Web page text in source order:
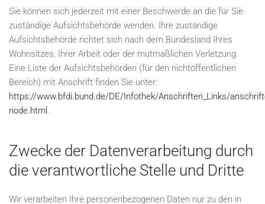
Sie können sich jederzeit mit einer Beschwerde an die für Sie
zuständige Aufsichtsbehörde wenden. Ihre zuständige
Aufsichtsbehörde richtet sich nach dem Bundesland Ihres
Wohnsitzes, Ihrer Arbeit oder der mutmaßlichen Verletzung.
Eine Liste der Aufsichtsbehörden (für den nichtöffentlichen
Bereich) mit Anschrift finden Sie unter:
https://www.bfdi.bund.de/DE/Infothek/Anschriften_Links/
node.html .
Zwecke der Datenverarbeitung durch
die verantwortliche Stelle und Dritte
Wir verarbeiten Ihre personenbezogenen Daten nur zu den in